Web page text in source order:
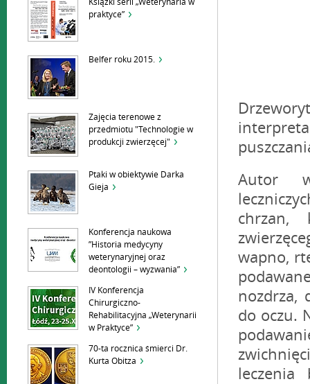
Książki serii „Weterynaria w
praktyce”
Belfer roku 2015.
Zajęcia terenowe z
przedmiotu "Technologie w
produkcji zwierzęcej"
Ptaki w obiektywie Darka
Gieja
Konferencja naukowa
”Historia medycyny
weterynaryjnej oraz
deontologii – wyzwania”
IV Konferencja
Chirurgiczno-
Rehabilitacyjna „Weterynarii
w Praktyce”
70-ta rocznica śmierci Dr.
Kurta Obitza
Autor
chrzan,
wapno,
nozdrza,
do oczu.